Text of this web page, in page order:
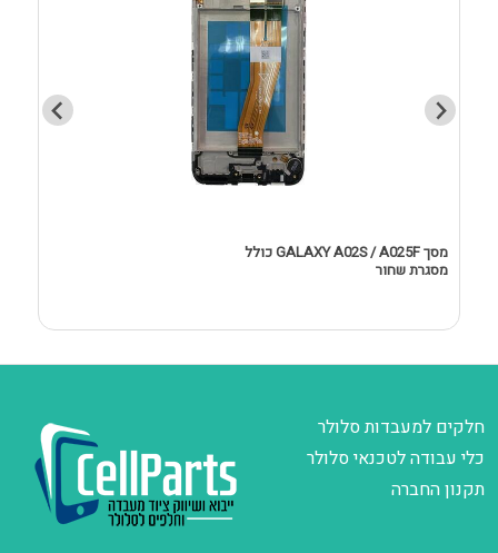
מסך GALAXY A02S / A025F כולל
מסגרת שחור
חלקים למעבדות סלולר
כלי עבודה לטכנאי סלולר
תקנון החברה